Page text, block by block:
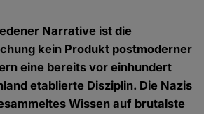
Narrative ist die
kein Produkt postmoderner
eine bereits vor einhundert
etablierte Disziplin. Die Nazis
Wissen auf brutalste